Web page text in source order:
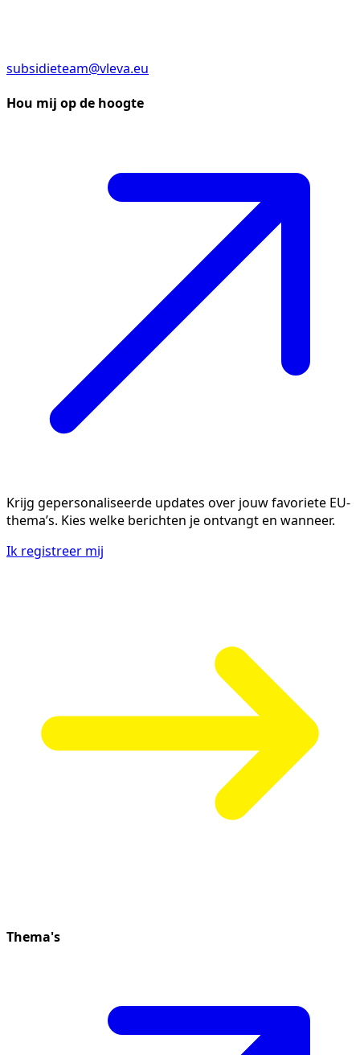
subsidieteam@vleva.eu
Hou mij op de hoogte
Krijg gepersonaliseerde updates over jouw favoriete EU-
thema’s. Kies welke berichten je ontvangt en wanneer.
Ik registreer mij
Thema's